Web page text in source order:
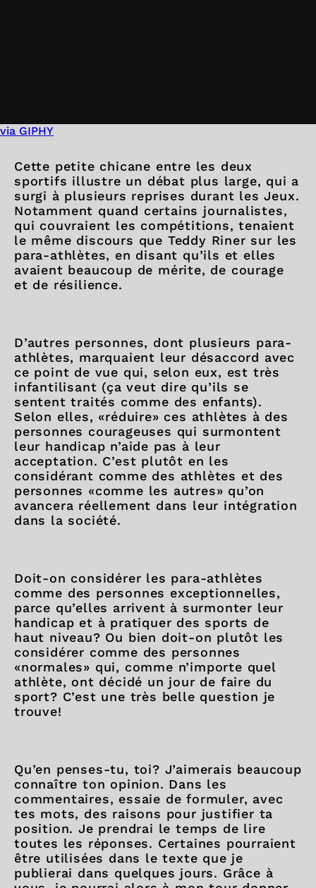
via GIPHY
Cette petite chicane entre les deux
sportifs illustre un débat plus large, qui a
surgi à plusieurs reprises durant les Jeux.
Notamment quand certains journalistes,
qui couvraient les compétitions, tenaient
le même discours que Teddy Riner sur les
para-athlètes, en disant qu’ils et elles
avaient beaucoup de mérite, de courage
et de résilience.
D’autres personnes, dont plusieurs para-
athlètes, marquaient leur désaccord avec
ce point de vue qui, selon eux, est très
infantilisant (ça veut dire qu’ils se
sentent traités comme des enfants).
Selon elles, «réduire» ces athlètes à des
personnes courageuses qui surmontent
leur handicap n’aide pas à leur
acceptation. C’est plutôt en les
considérant comme des athlètes et des
personnes «comme les autres» qu’on
avancera réellement dans leur intégration
dans la société.
Doit-on considérer les para-athlètes
comme des personnes exceptionnelles,
parce qu’elles arrivent à surmonter leur
handicap et à pratiquer des sports de
haut niveau? Ou bien doit-on plutôt les
considérer comme des personnes
«normales» qui, comme n’importe quel
athlète, ont décidé un jour de faire du
sport? C’est une très belle question je
trouve!
Qu’en penses-tu, toi? J’aimerais beaucoup
connaître ton opinion. Dans les
commentaires, essaie de formuler, avec
tes mots, des raisons pour justifier ta
position. Je prendrai le temps de lire
toutes les réponses. Certaines pourraient
être utilisées dans le texte que je
publierai dans quelques jours. Grâce à